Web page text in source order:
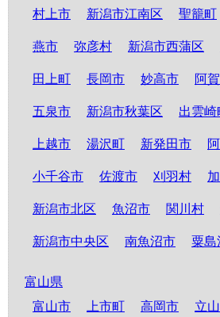
村上市 新潟市江南区 聖籠町
燕市 弥彦村 新潟市西蒲区
田上町 長岡市 妙高市 阿
五泉市 新潟市秋葉区 出雲崎
上越市 湯沢町 新発田市
小千谷市 佐渡市 刈羽村
新潟市北区 魚沼市 関川村
新潟市中央区 南魚沼市 粟島
富山県
富山市
上市町 高岡市 立